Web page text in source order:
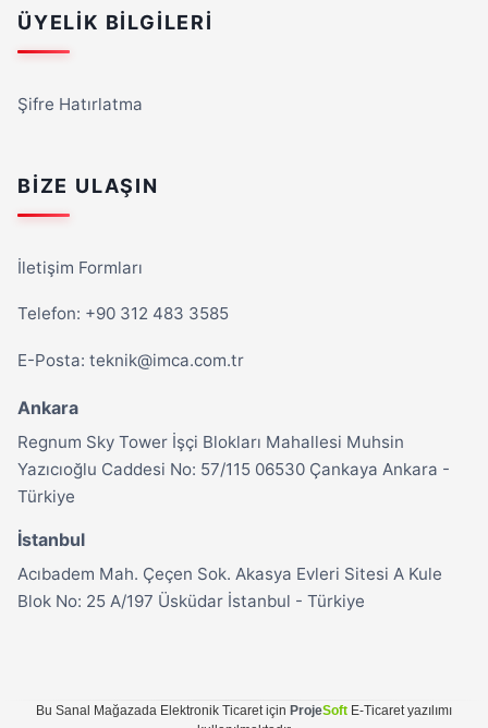
ÜYELIK BILGILERI
Şifre Hatırlatma
BIZE ULAŞIN
İletişim Formları
Telefon: +90 312 483 3585
E-Posta: teknik@imca.com.tr
Ankara
Regnum Sky Tower İşçi Blokları Mahallesi Muhsin
Yazıcıoğlu Caddesi No: 57/115 06530 Çankaya Ankara -
Türkiye
İstanbul
Acıbadem Mah. Çeçen Sok. Akasya Evleri Sitesi A Kule
Blok No: 25 A/197 Üsküdar İstanbul - Türkiye
Bu Sanal Mağazada Elektronik Ticaret için ProjeSoft E-Ticaret yazılımı